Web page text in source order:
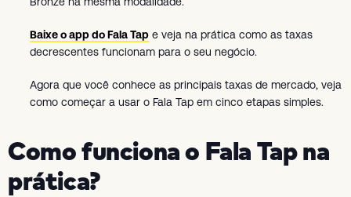
Baixe o app do Fala Tap e veja na prática como as taxas
decrescentes funcionam para o seu negócio.
Agora que você conhece as principais taxas de mercado, veja
como começar a usar o Fala Tap em cinco etapas simples.
Como funciona o Fala Tap na
prática?